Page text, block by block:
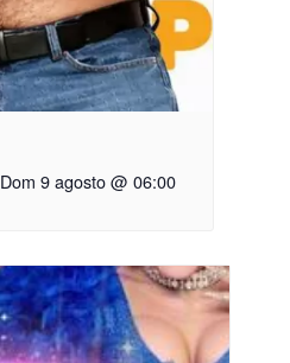
Dom 9 agosto @ 06:00